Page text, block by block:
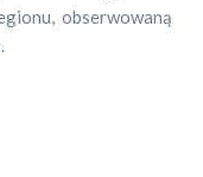
obserwowaną
.